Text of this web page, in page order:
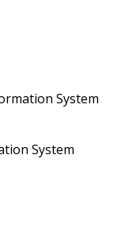
System
System